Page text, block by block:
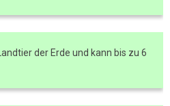
der Erde und kann bis zu 6